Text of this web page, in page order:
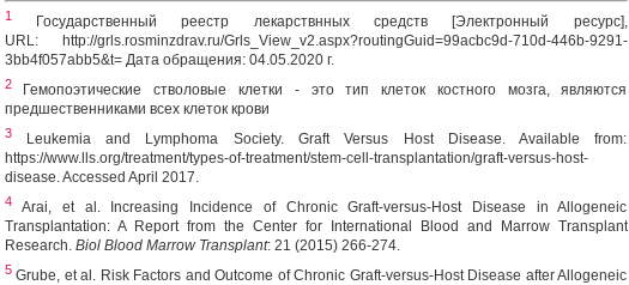
1Государственный реестр лекарствнных средств
[Электронный ресурс],
URL:
http://grls.rosminzdrav.ru/Grls_View_v2.aspx?routingGuid=99acbc9d-710d-446b-9291-
3bb4f057abb5&t= Дата обращения: 04.05.2020 г.
2Гемопоэтические стволовые клетки - это тип клеток костного мозга, являются
предшественниками всех клеток крови
3Leukemia and Lymphoma Society. Graft Versus Host Disease. Available from:
https://www.lls.org/treatment/types-of-treatment/stem-cell-transplantation/graft-versus-host-
disease. Accessed April 2017.
4Arai, et al. Increasing Incidence of Chronic Graft-versus-Host Disease in Allogeneic
Transplantation: A Report from the Center for International Blood and Marrow Transplant
Research. Biol Blood Marrow Transplant: 21 (2015) 266-274.
5Grube, et al. Risk Factors and Outcome of Chronic Graft-versus-Host Disease after Allogeneic